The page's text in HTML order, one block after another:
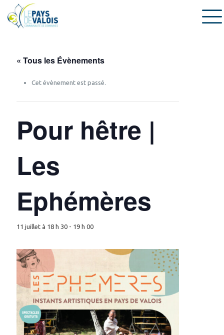
« Tous les Évènements
Cet évènement est passé.
Pour hêtre |
Les
Ephémères
11 juillet à 18 h 30 - 19 h 00